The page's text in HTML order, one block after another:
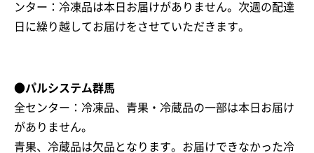
ンター：冷凍品は本日お届けがありません。次週の配達
日に繰り越してお届けをさせていただきます。
●パルシステム群馬
全センター：冷凍品、青果・冷蔵品の一部は本日お届け
がありません。
青果、冷蔵品は欠品となります。お届けできなかった冷